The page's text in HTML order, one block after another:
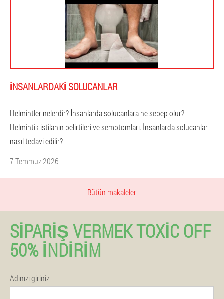
İNSANLARDAKI SOLUCANLAR
Helmintler nelerdir? İnsanlarda solucanlara ne sebep olur?
Helmintik istilanın belirtileri ve semptomları. İnsanlarda solucanlar
nasıl tedavi edilir?
7 Temmuz 2026
Bütün makaleler
SIPARIŞ VERMEK TOXIC OFF
50% İNDIRIM
Adınızı giriniz